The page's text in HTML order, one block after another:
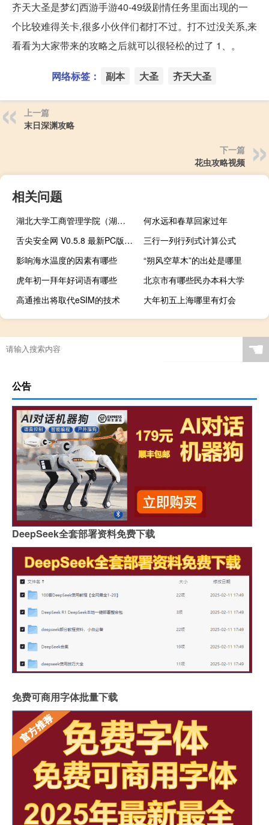
齐天大圣是梦幻西游手游40-49级剧情任务里面出现的一
个比较难得关卡,很多小伙伴们都打不过。打不过没关系,来
看看为大家带来的攻略之后就可以很轻松的过了 1、。
网络标签： 副本 大圣 齐天大圣
上一篇
末日深渊攻略
下一篇
花虫攻略视频
相关问题
湖北大学工商管理学院（湖北工商大学）
何水远和春草回家过年
舌尖安全网 V0.5.8 最新PC版（舌尖安全网 V0.5.8 最新PC版功能简介）
三行一列行列式计算公式
影响海水温度的因素有哪些
“朔风空草木”的出处是哪里
虎年初一拜年好词语有哪些
北京市有哪些民办本科大学
高通推出将取代eSIM的技术
大年初五上海哪里有灯会
☚
公告
DeepSeek全套部署资料免费下载
免费可商用字体批量下载